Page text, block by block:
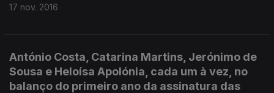
17 nov. 2016
António Costa, Catarina Martins, Jerónimo de
Sousa e Heloísa Apolónia, cada um à vez, no
balanço do primeiro ano da assinatura das